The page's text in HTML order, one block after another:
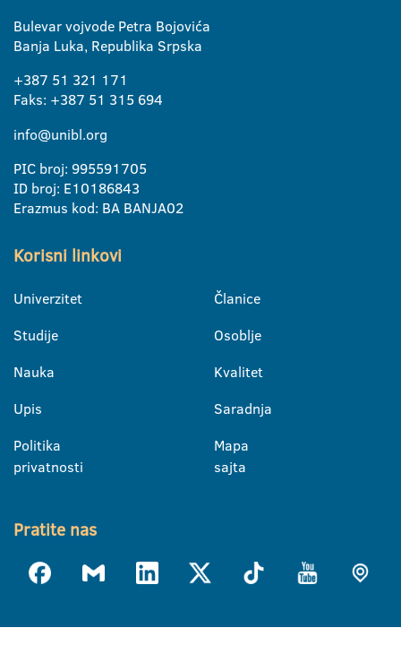
Bulevar vojvode Petra Bojovića
Banja Luka, Republika Srpska
+387 51 321 171
Faks: +387 51 315 694
info@unibl.org
PIC broj: 995591705
ID broj: E10186843
Erazmus kod: BA BANJA02
Korisni linkovi
Univerzitet
Studije
Nauka
Upis
Politika
privatnosti
Članice
Osoblje
Kvalitet
Saradnja
Mapa
sajta
Pratite nas